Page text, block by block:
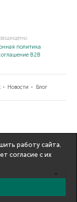
защищены.
политика
B2B
Новости Блог
работу сайта.
согласие с их